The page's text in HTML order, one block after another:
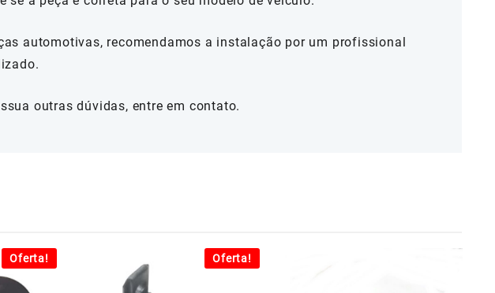
automotivas, recomendamos a instalação por um profissional
outras dúvidas, entre em contato.
Oferta! Oferta!